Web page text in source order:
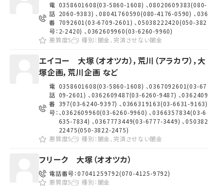
電
話
番
号：
0358601608(03-5860-1608) 、08020609383(080-
2060-9383) 、08041760590(080-4176-0590) 、036
7092601(03-6709-2601) 、05038222420(050-382
2-2420) 、0362609960(03-6260-9960)
悪質度5
種別： 闇金、完済させない闇金
エイコー 大塚（オオツカ），荒川（アラカワ），大
塚企画，荒川企画 など
電
話
番
号：
0358601608(03-5860-1608) 、0367092601(03-67
09-2601) 、0362609487(03-6260-9487) 、0362409
397(03-6240-9397) 、0366319163(03-6631-9163)
、0362609960(03-6260-9960) 、0366357834(03-6
635-7834) 、0367773449(03-6777-3449) 、050382
22475(050-3822-2475)
悪質度5
種別： 闇金、完済させない闇金
フリーク 大塚（オオツカ）
電話番号：07041259792(070-4125-9792)
悪質度5
種別： 闇金